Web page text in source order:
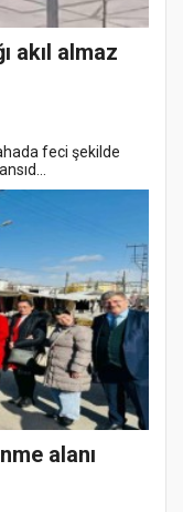
akıl almaz
feci şekilde
alanı